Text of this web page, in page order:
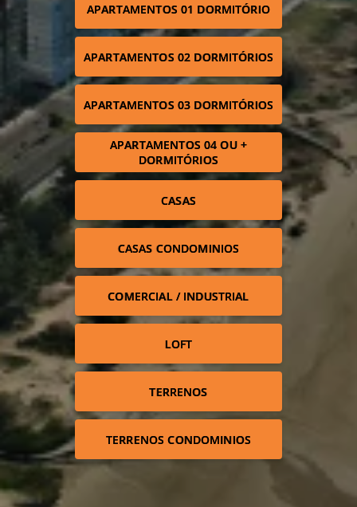
APARTAMENTOS 01 DORMITÓRIO
APARTAMENTOS 02 DORMITÓRIOS
APARTAMENTOS 03 DORMITÓRIOS
APARTAMENTOS 04 OU +
DORMITÓRIOS
CASAS
CASAS CONDOMINIOS
COMERCIAL / INDUSTRIAL
LOFT
TERRENOS
TERRENOS CONDOMINIOS